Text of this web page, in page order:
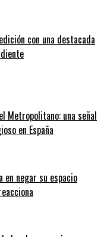
con una destacada
Metropolitano: una señal
en España
en negar su espacio